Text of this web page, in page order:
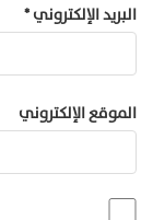
البريد الإلكتروني*
الموقع الإلكتروني